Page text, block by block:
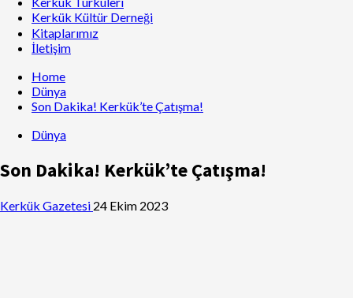
Kerkük Kültür Derneği
Kitaplarımız
İletişim
Home
Dünya
Son Dakika! Kerkük’te Çatışma!
Dünya
Son Dakika! Kerkük’te Çatışma!
Kerkük Gazetesi 24 Ekim 2023